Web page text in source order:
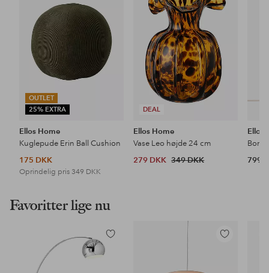
OUTLET
25% EXTRA
Ellos Home
Kuglepude Erin Ball Cushion
175 DKK
Oprindelig pris 349 DKK
DEAL
favoritter
Ellos Home
Vase Leo højde 24 cm
279 DKK 349 DKK
Ellos
799
Favoritter lige nu
Tilføj
til
Tilføj